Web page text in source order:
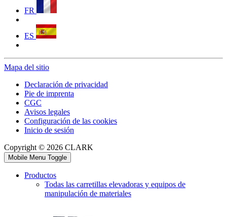
FR
ES
Mapa del sitio
Declaración de privacidad
Pie de imprenta
CGC
Avisos legales
Configuración de las cookies
Inicio de sesión
Copyright © 2026 CLARK
Mobile Menu Toggle
Productos
Todas las carretillas elevadoras y equipos de
manipulación de materiales